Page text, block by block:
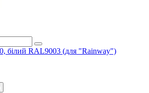
білий RAL9003 (для "Rainway")